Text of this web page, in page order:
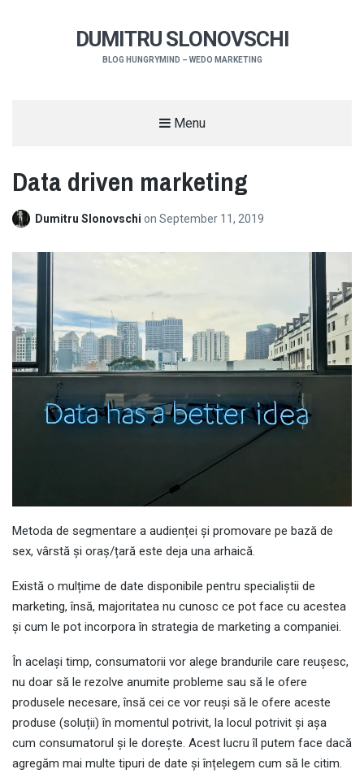
DUMITRU SLONOVSCHI
BLOG HUNGRYMIND – WEDO MARKETING
Menu
Data driven marketing
Dumitru Slonovschi on September 11, 2019
Metoda de segmentare a audienței și promovare pe bază de
sex, vârstă și oraș/țară este deja una arhaică.
Există o mulțime de date disponibile pentru specialiștii de
marketing, însă, majoritatea nu cunosc ce pot face cu acestea
și cum le pot incorpora în strategia de marketing a companiei.
În același timp, consumatorii vor alege brandurile care reușesc,
nu doar să le rezolve anumite probleme sau să le ofere
produsele necesare, însă cei ce vor reuși să le ofere aceste
produse (soluții) în momentul potrivit, la locul potrivit și așa
cum consumatorul și le dorește. Acest lucru îl putem face dacă
agregăm mai multe tipuri de date și înțelegem cum să le citim.